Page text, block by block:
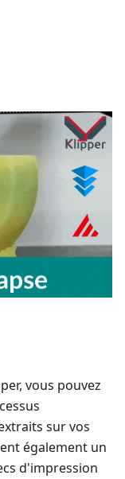
vous pouvez
sur vos
également un
d'impression